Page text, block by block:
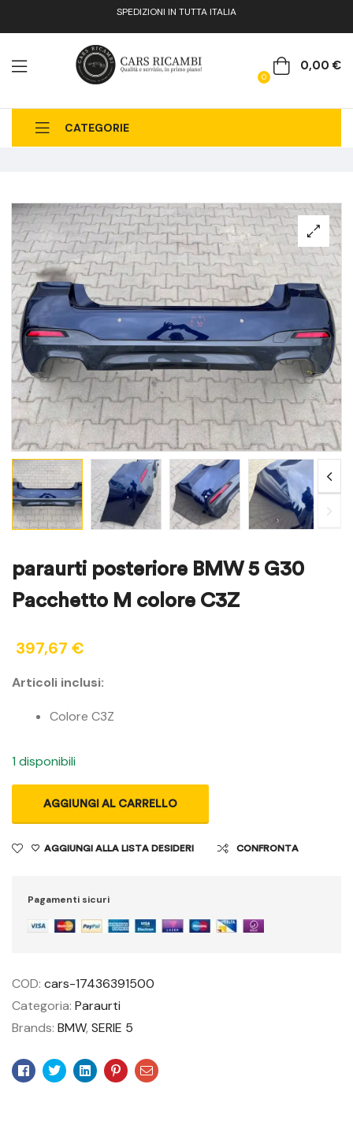
SPEDIZIONI IN TUTTA ITALIA
0
0,00€
CATEGORIE
paraurti posteriore BMW 5 G30
Pacchetto M colore C3Z
397,67 €
Articoli inclusi:
Colore C3Z
1 disponibili
AGGIUNGI AL CARRELLO
AGGIUNGI ALLA LISTA DESIDERI CONFRONTA
Pagamenti sicuri
COD: cars-17436391500
Categoria: Paraurti
Brands: BMW, SERIE 5
Facebook
TwitterLinkedinPinterest
Email